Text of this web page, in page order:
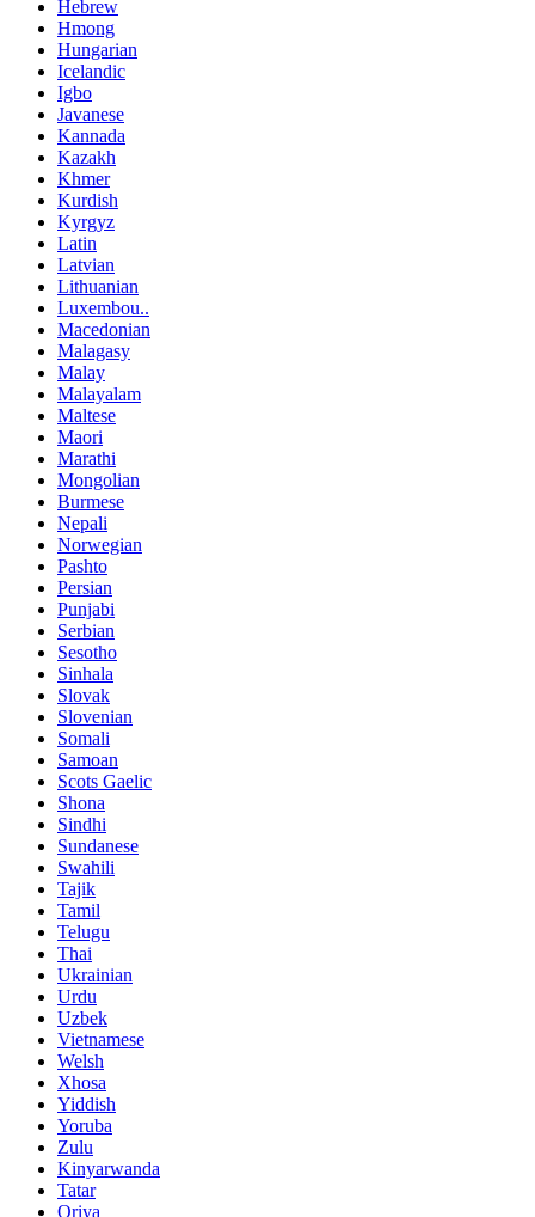
Hebrew
Hmong
Hungarian
Icelandic
Igbo
Javanese
Kannada
Kazakh
Khmer
Kurdish
Kyrgyz
Latin
Latvian
Lithuanian
Luxembou..
Macedonian
Malagasy
Malay
Malayalam
Maltese
Maori
Marathi
Mongolian
Burmese
Nepali
Norwegian
Pashto
Persian
Punjabi
Serbian
Sesotho
Sinhala
Slovak
Slovenian
Somali
Samoan
Scots Gaelic
Shona
Sindhi
Sundanese
Swahili
Tajik
Tamil
Telugu
Thai
Ukrainian
Urdu
Uzbek
Vietnamese
Welsh
Xhosa
Yiddish
Yoruba
Zulu
Kinyarwanda
Tatar
Oriya